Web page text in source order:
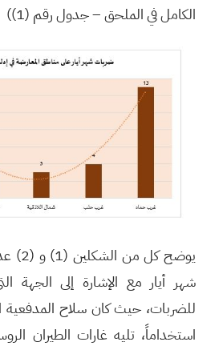
الكامل في الملحق – جدول رقم (1))
يوضح
شهر أيار مع الإشارة إلى الجهة
للضربات، حيث كان سلاح المدفعية
استخداماً، تليه غارات الطيران